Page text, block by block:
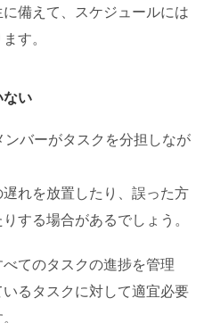
備えて、スケジュールには
す。
い
バーがタスクを分担しなが
れを放置したり、誤った方
する場合があるでしょう。
てのタスクの進捗を管理
るタスクに対して適宜必要